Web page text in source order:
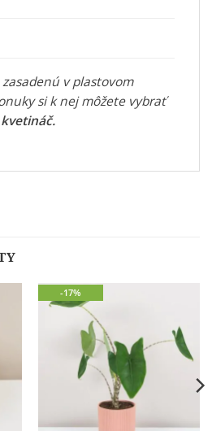
v plastovom
si k nej môžete vybrať
.
-17%